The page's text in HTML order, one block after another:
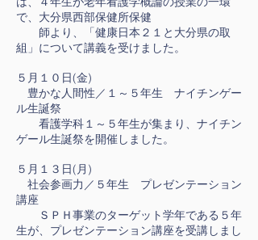
で、大分県西部保健所保健
師より、「健康日本２１と大分県の取
組」について講義を受けました。
５月１０日(金)
豊かな人間性／１～５年生 ナイチンゲー
ル生誕祭
看護学科１～５年生が集まり、ナイチン
ゲール生誕祭を開催しました。
５月１３日(月)
社会参画力／５年生 プレゼンテーション
講座
ＳＰＨ事業のターゲット学年である５年
生が、プレゼンテーション講座を受講しまし